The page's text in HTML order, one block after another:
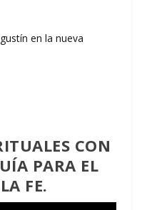
CON
PARA EL
FE.